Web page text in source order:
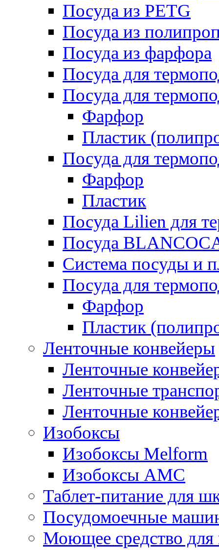
Посуда из PETG
Посуда из
Посуда из фарфора
Посуда для
Посуда для
Фарфор
Пластик
Посуда для
Фарфор
Пластик
Посуда Lilien для
Посуда
Система посуды и
Посуда для
Фарфор
Пластик
Ленточные конвейеры
Ленточные
Ленточные
Ленточные
Изобоксы
Изобоксы Melform
Изобоксы AMC
Таблет-питание для
Посудомоечные
Моющее средство для